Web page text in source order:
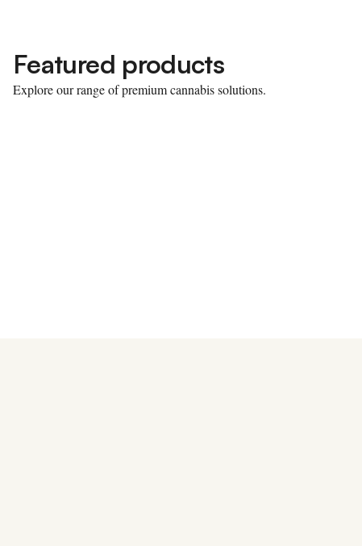
Featured products
Explore our range of premium cannabis solutions.